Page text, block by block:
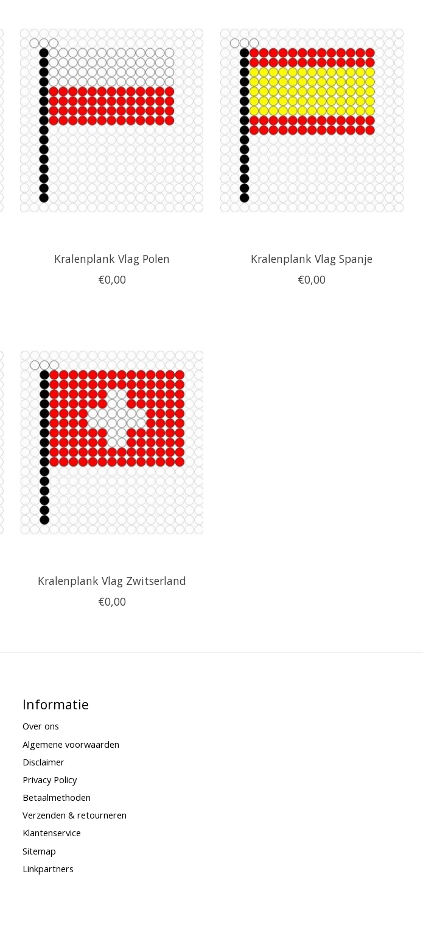
Kralenplank Vlag Polen
€0,00
Kralenplank Vlag Spanje
€0,00
Kralenplank Vlag Zwitserland
€0,00
Informatie
Over ons
Algemene voorwaarden
Disclaimer
Privacy Policy
Betaalmethoden
Verzenden & retourneren
Klantenservice
Sitemap
Linkpartners